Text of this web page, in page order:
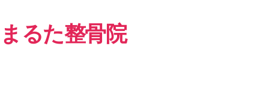
まるた整骨院